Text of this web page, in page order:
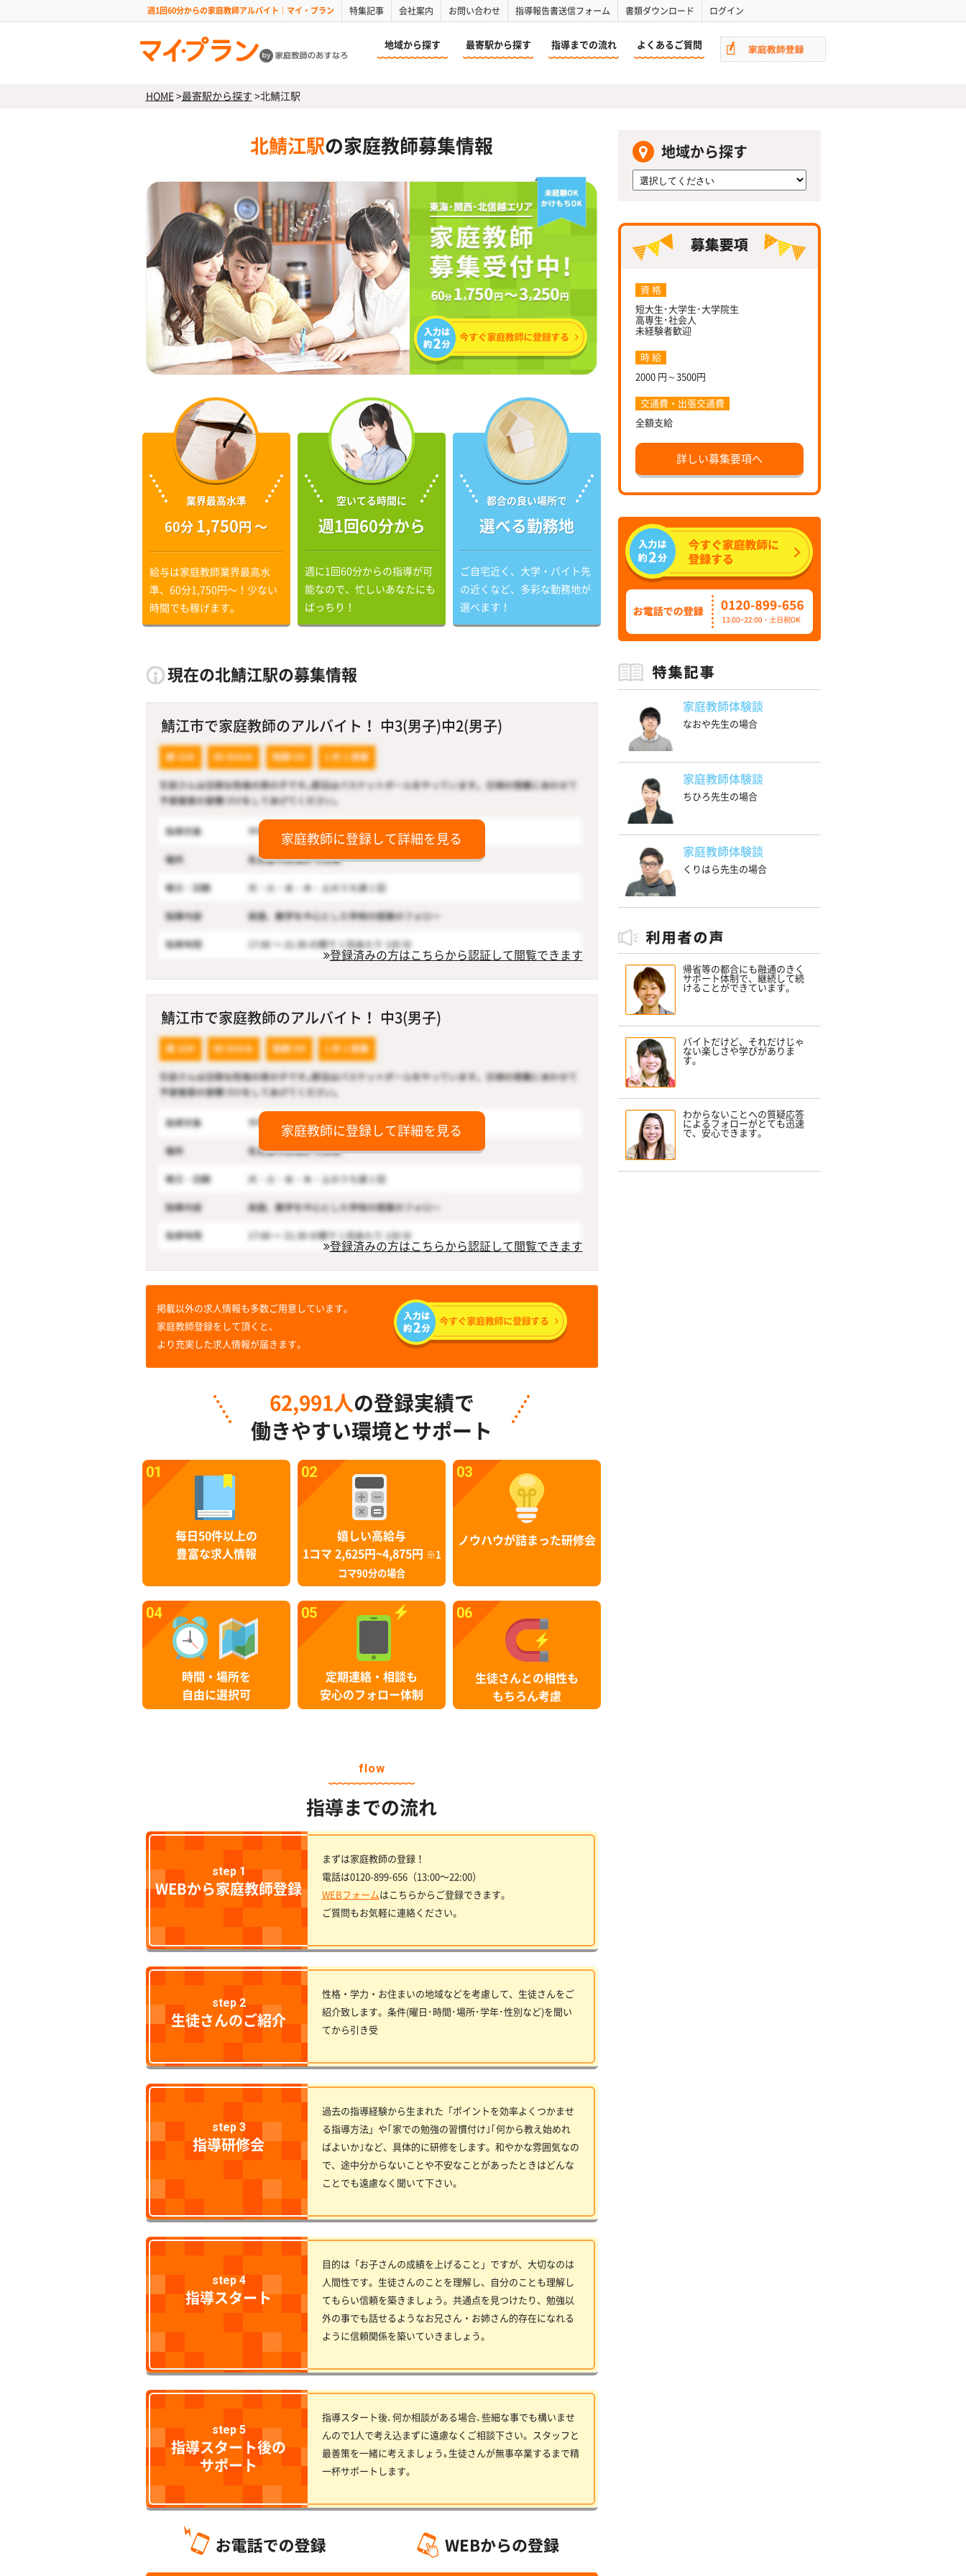
週1回60分からの家庭教師アルバイト｜マイ・プラン 特集記事 会社案内 お問い合わせ 指導報告書送信フォーム 書類ダウンロード ログイン
地域から探す 最寄駅から探す 指導までの流れ よくあるご質問
HOME>最寄駅から探す >北鯖江駅
北鯖江駅の家庭教師募集情報
業界最高水準
60分 1,750円 〜
給与は家庭教師業界最高水
準、60分1,750円〜！少ない
時間でも稼げます。
空いてる時間に
週1回60分から
週に1回60分からの指導が可
能なので、忙しいあなたにも
ばっちり！
都合の良い場所で
選べる勤務地
ご自宅近く、大学・バイト先
の近くなど、多彩な勤務地が
選べます！
現在の北鯖江駅の募集情報
鯖江市で家庭教師のアルバイト！ 中3(男子)中2(男子)
家庭教師に登録して詳細を見る
登録済みの方はこちらから認証して閲覧できます
鯖江市で家庭教師のアルバイト！ 中3(男子)
家庭教師に登録して詳細を見る
登録済みの方はこちらから認証して閲覧できます
掲載以外の求人情報も多数ご用意しています。
家庭教師登録をして頂くと、
より充実した求人情報が届きます。
62,991人 の登録実績で
働きやすい環境とサポート
01
毎日50件以上の
豊富な求人情報
02
嬉しい高給与
1コマ 2,625円~4,875円
※1
コマ90分の場合
03
ノウハウが詰まった研修会
04
時間・場所を
自由に選択可
05
定期連絡・相談も
安心のフォロー体制
06
生徒さんとの相性も
もちろん考慮
flow
指導までの流れ
step 1
WEBから家庭教師登録
まずは家庭教師の登録！
電話は0120-899-656（13:00〜22:00）
WEBフォームはこちらからご登録できます。
ご質問もお気軽に連絡ください。
step 2
生徒さんのご紹介
性格・学力・お住まいの地域などを考慮して、生徒さんをご
紹介致します。条件(曜日･時間･場所･学年･性別など)を聞い
てから引き受
step 3
指導研修会
過去の指導経験から生まれた「ポイントを効率よくつかませ
る指導方法」や｢家での勉強の習慣付け｣｢何から教え始めれ
ばよいか｣など、具体的に研修をします。和やかな雰囲気なの
で、途中分からないことや不安なことがあったときはどんな
ことでも遠慮なく聞いて下さい。
step 4
指導スタート
目的は「お子さんの成績を上げること」ですが、大切なのは
人間性です。生徒さんのことを理解し、自分のことも理解し
てもらい信頼を築きましょう。共通点を見つけたり、勉強以
外の事でも話せるようなお兄さん・お姉さん的存在になれる
ように信頼関係を築いていきましょう。
step 5
指導スタート後の
サポート
指導スタート後､何か相談がある場合､些細な事でも構いませ
んので1人で考え込まずに遠慮なくご相談下さい。スタッフと
最善策を一緒に考えましょう｡生徒さんが無事卒業するまで精
一杯サポートします。
地域から探す
資 格
短大生･大学生･大学院生
高専生･社会人
未経験者歓迎
時 給
2000 円～3500円
交通費・出張交通費
全額支給
詳しい募集要項へ
家庭教師体験談
なおや先生の場合
家庭教師体験談
ちひろ先生の場合
家庭教師体験談
くりはら先生の場合
帰省等の都合にも融通のきく
サポート体制で、継続して続
けることができています。
バイトだけど、それだけじゃ
ない楽しさや学びがありま
す。
わからないことへの質疑応答
によるフォローがとても迅速
で、安心できます。